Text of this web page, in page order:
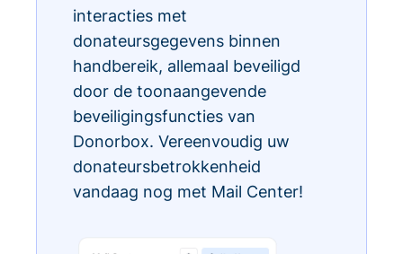
interacties met
donateursgegevens binnen
handbereik, allemaal beveiligd
door de toonaangevende
beveiligingsfuncties van
Donorbox. Vereenvoudig uw
donateursbetrokkenheid
vandaag nog met Mail Center!